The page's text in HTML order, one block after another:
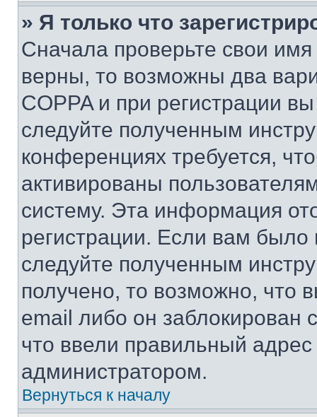
» Я только что
Сначала проверьте свои
верны, то возможны два
COPPA и при регистрации
следуйте полученным
конференциях требуется,
активированы
систему. Эта информация
регистрации. Если вам
следуйте полученным
получено, то возможно, что
email либо он
что ввели правильный адрес
администратором.
Вернуться к началу